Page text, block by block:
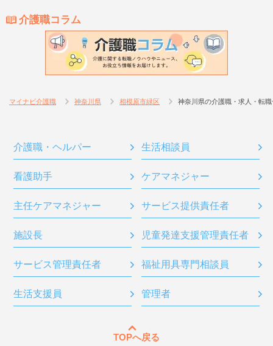
介護職コラム
マイナビ介護職 神奈川県 相模原市緑区 神奈川県の介護職・求人・転職
介護職・ヘルパー 生活相談員
看護助手 ケアマネジャー
主任ケアマネジャー サービス提供責任者
施設長 児童発達支援管理責任者
サービス管理責任者 福祉用具専門相談員
生活支援員 管理者
TOPへ戻る